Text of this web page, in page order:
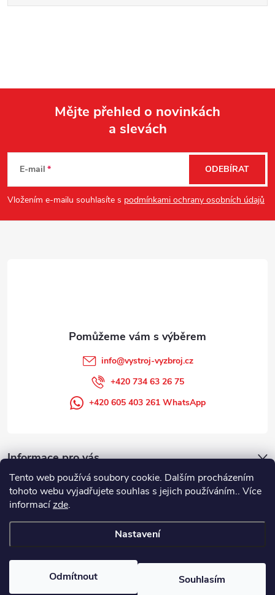
Tento web používá soubory cookie. Dalším procházením
tohoto webu vyjadřujete souhlas s jejich používáním.. Více
informacízde.
Nastavení
Odmítnout Souhlasím
p
a
Mějte přehled o novinkách
a slevách
E-mail
Vložením e-mailu souhlasíte s podmínkami ochrany osobních údajů
ODEBÍRAT
Informace pro vás
info@vystroj-vyzbroj.cz
+420 734 63 26 75
+420 605 403 261 WhatsApp
Copyright 2026
. Všechna práva vyhrazena.